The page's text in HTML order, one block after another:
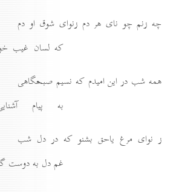
چه زنم چو ناى هر دم زنواى شوق او دم
كه لسان غيب
همه شب در اين اميدم كه نسيم صبحگاهى
به پيام
ز نواى مرغ ياحق بشنو كه در دل شب
غم دل به دوست